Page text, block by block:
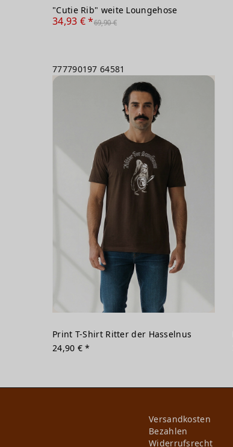
"Cutie Rib" weite Loungehose
34,93 € *69,90 €
777790197 64581
Print T-Shirt Ritter der Hasselnus
24,90 € *
Versandkosten
Bezahlen
Widerrufs­recht